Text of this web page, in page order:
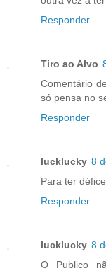
Responder
Tiro ao Alvo
Comentário
só pensa no
Responder
lucklucky 8
Para ter
Responder
lucklucky 8
O Publico